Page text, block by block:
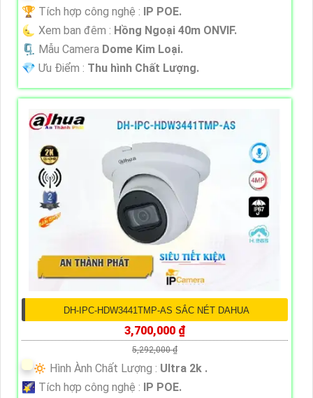
🏆 Tích hợp công nghệ : IP POE.
🌜 Xem ban đêm : Hồng Ngoại 40m ONVIF.
🗜️ Mẫu Camera Dome Kim Loại.
️💎 Ưu Điểm : Thu hình Chất Lượng.
DH-IPC-HDW3441TMP-AS SẮC NÉT DAHUA
3,700,000 ₫
5,292,000 ₫
🔅 Hình Ành Chất Lượng : Ultra 2k .
🌠 Tích hợp công nghệ : IP POE.